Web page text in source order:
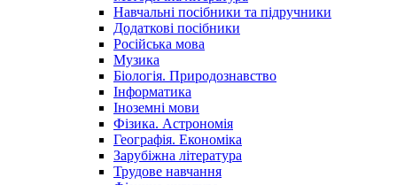
Навчальні посібники та підручники
Додаткові посібники
Російська мова
Музика
Біологія. Природознавство
Інформатика
Іноземні мови
Фізика. Астрономія
Географія. Економіка
Зарубіжна література
Трудове навчання